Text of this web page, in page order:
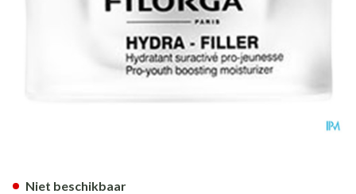
Niet beschikbaar